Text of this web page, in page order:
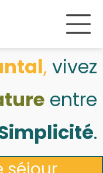
, vivez
entre
.